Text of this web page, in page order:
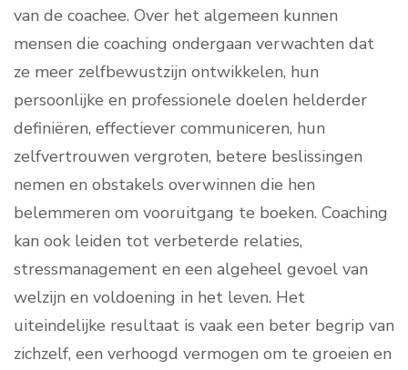
van de coachee. Over het algemeen kunnen
mensen die coaching ondergaan verwachten dat
ze meer zelfbewustzijn ontwikkelen, hun
persoonlijke en professionele doelen helderder
definiëren, effectiever communiceren, hun
zelfvertrouwen vergroten, betere beslissingen
nemen en obstakels overwinnen die hen
belemmeren om vooruitgang te boeken. Coaching
kan ook leiden tot verbeterde relaties,
stressmanagement en een algeheel gevoel van
welzijn en voldoening in het leven. Het
uiteindelijke resultaat is vaak een beter begrip van
zichzelf, een verhoogd vermogen om te groeien en